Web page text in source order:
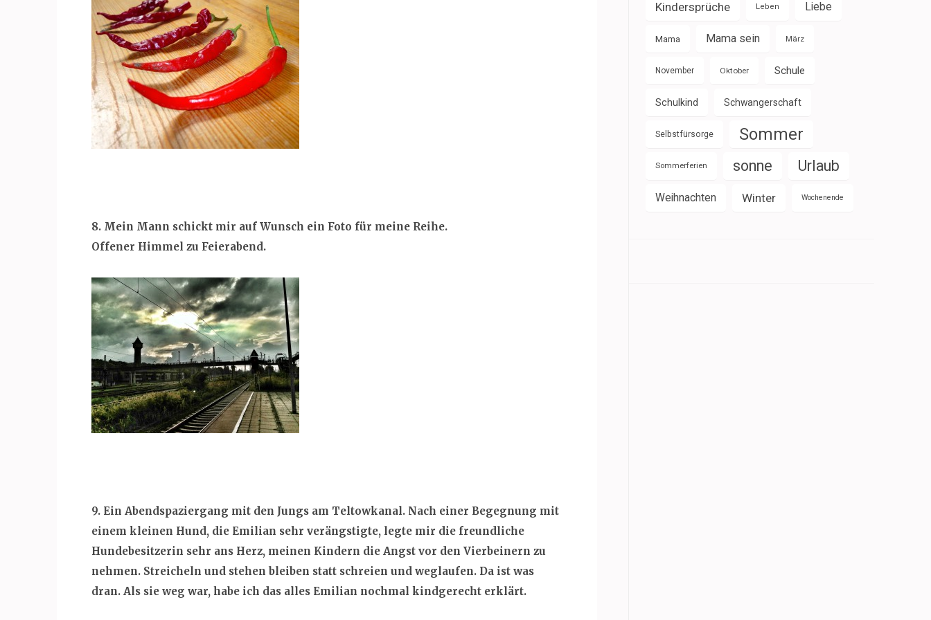
8. Mein Mann schickt mir auf Wunsch ein Foto für meine Reihe.
Offener Himmel zu Feierabend.
9. Ein Abendspaziergang mit den Jungs am Teltowkanal. Nach einer Begegnung mit
einem kleinen Hund, die Emilian sehr verängstigte, legte mir die freundliche
Hundebesitzerin sehr ans Herz, meinen Kindern die Angst vor den Vierbeinern zu
nehmen. Streicheln und stehen bleiben statt schreien und weglaufen. Da ist was
dran. Als sie weg war, habe ich das alles Emilian nochmal kindgerecht erklärt.
Kindersprüche Leben Liebe
Mama Mama sein März
November Oktober Schule
Schulkind Schwangerschaft
Selbstfürsorge Sommer
Sommerferien sonne Urlaub
Weihnachten Winter Wochenende